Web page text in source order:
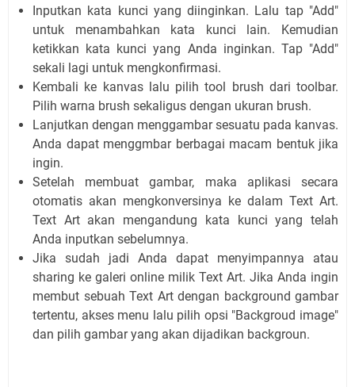
Inputkan kata kunci yang diinginkan. Lalu tap "Add"
untuk menambahkan kata kunci lain. Kemudian
ketikkan kata kunci yang Anda inginkan. Tap "Add"
sekali lagi untuk mengkonfirmasi.
Kembali ke kanvas lalu pilih tool brush dari toolbar.
Pilih warna brush sekaligus dengan ukuran brush.
Lanjutkan dengan menggambar sesuatu pada kanvas.
Anda dapat menggmbar berbagai macam bentuk jika
ingin.
Setelah membuat gambar, maka aplikasi secara
otomatis akan mengkonversinya ke dalam Text Art.
Text Art akan mengandung kata kunci yang telah
Anda inputkan sebelumnya.
Jika sudah jadi Anda dapat menyimpannya atau
sharing ke galeri online milik Text Art. Jika Anda ingin
membut sebuah Text Art dengan background gambar
tertentu, akses menu lalu pilih opsi "Backgroud image"
dan pilih gambar yang akan dijadikan backgroun.